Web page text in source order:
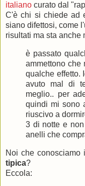
italiano curato dal
C'è chi si chiede ad
siano difettosi, come
risultati ma sta anche
è passato
ammettono che
qualche effetto.
avuto mal di
meglio.. per
quindi mi sono
riuscivo a
3 di notte e
anelli che
Noi che conosciamo
tipica?
Eccola: